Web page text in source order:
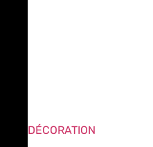
DÉCORATION